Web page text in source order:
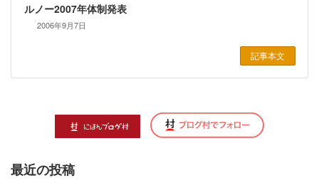
ルノー2007年体制発表
2006年9月7日
記事本文
最近の投稿